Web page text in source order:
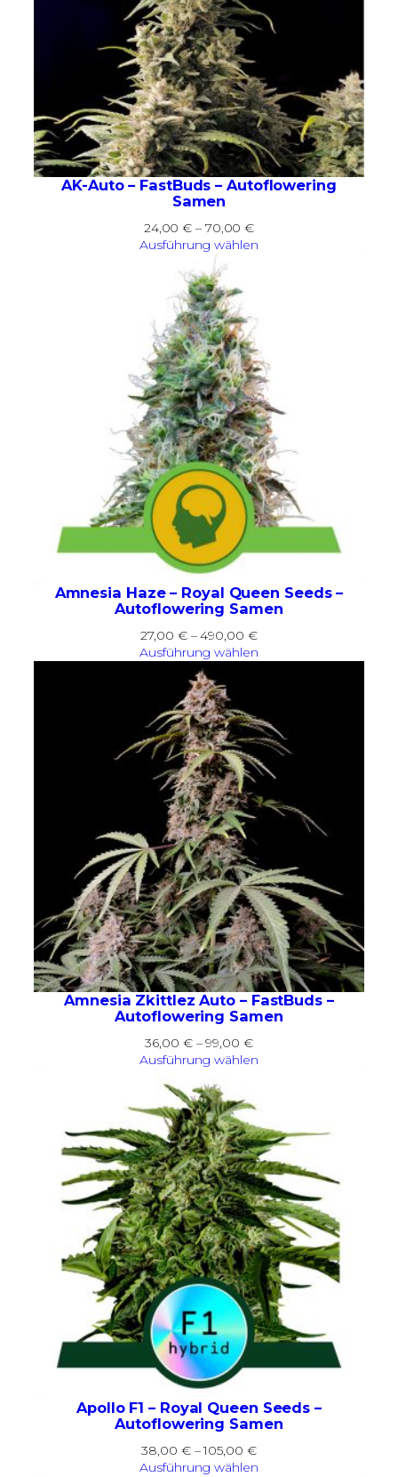
AK-Auto – FastBuds – Autoflowering
Samen
24,00€ – 70,00€Preisspanne:
24,00 €
Ausführung wählen
Amnesia Haze – Royal Queen Seeds –
Autoflowering Samen
27,00 € –490,00 €Preisspanne:
27,00 €
Ausführung wählen
Amnesia Zkittlez Auto – FastBuds –
Autoflowering Samen
36,00 € –99,00 €Preisspanne:
36,00 €
Ausführung wählen
Apollo F1 – Royal Queen Seeds –
Autoflowering Samen
38,00 € –105,00 €Preisspanne:
38,00 €
Ausführung wählen